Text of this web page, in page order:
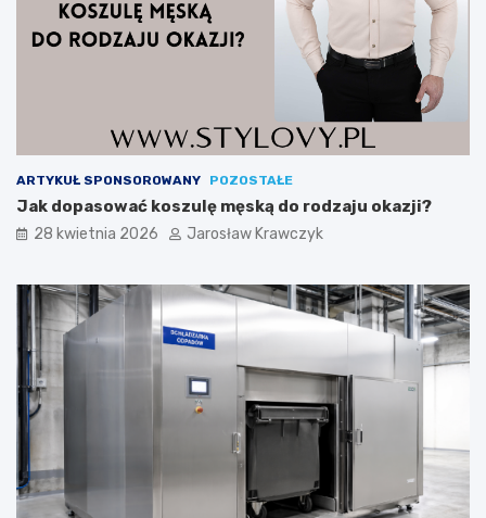
ARTYKUŁ SPONSOROWANY POZOSTAŁE
Jak dopasować koszulę męską do rodzaju okazji?
28 kwietnia 2026 Jarosław Krawczyk